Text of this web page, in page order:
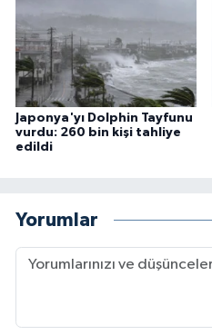
Japonya'yı Dolphin Tayfunu
vurdu: 260 bin kişi tahliye
edildi
Yorumlar